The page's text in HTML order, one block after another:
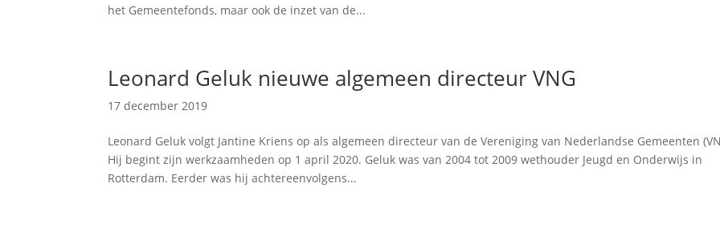
het Gemeentefonds, maar ook de inzet van de...
Leonard Geluk nieuwe algemeen directeur VNG
17 december 2019
Leonard Geluk volgt Jantine Kriens op als algemeen directeur van de Vereniging van Nederlandse Gemeenten
Hij begint zijn werkzaamheden op 1 april 2020. Geluk was van 2004 tot 2009 wethouder Jeugd en Onderwijs in
Rotterdam. Eerder was hij achtereenvolgens...